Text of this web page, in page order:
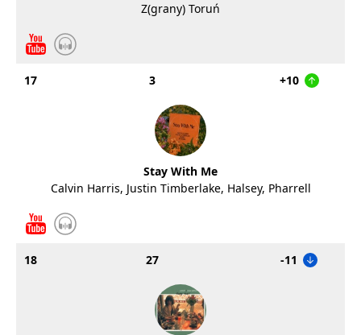
Z(grany) Toruń
17 3 +10
Stay With Me
Calvin Harris, Justin Timberlake, Halsey, Pharrell
18 27 -11